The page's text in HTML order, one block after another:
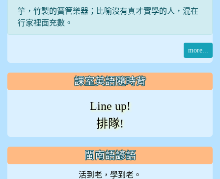
竽，竹製的簧管樂器；比喻沒有真才實學的人，混在
行家裡面充數。
more...
課室英語隨時背
Line up!
排隊!
閩南語諺語
活到老，學到老。